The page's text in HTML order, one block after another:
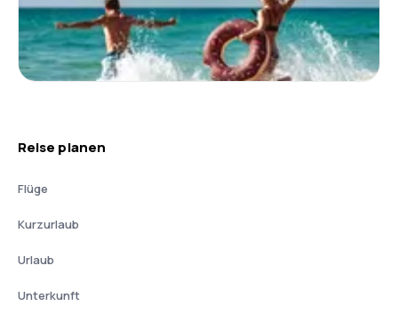
Reise planen
Flüge
Kurzurlaub
Urlaub
Unterkunft